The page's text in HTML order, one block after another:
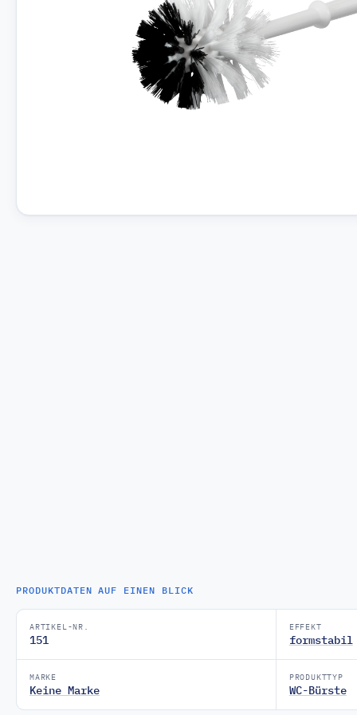
PRODUKTDATEN AUF EINEN BLICK
ARTIKEL-NR.
151
EFFEKT
formstabil
MARKE
Keine Marke
PRODUKTTYP
WC-Bürste